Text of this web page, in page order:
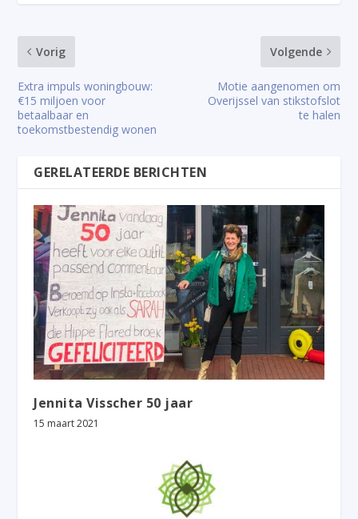
Vorig
Extra impuls woningbouw:
€15 miljoen voor
betaalbaar en
toekomstbestendig wonen
Volgende
Motie aangenomen om
Overijssel van stikstofslot
te halen
GERELATEERDE BERICHTEN
Jennita Visscher 50 jaar
15 maart 2021